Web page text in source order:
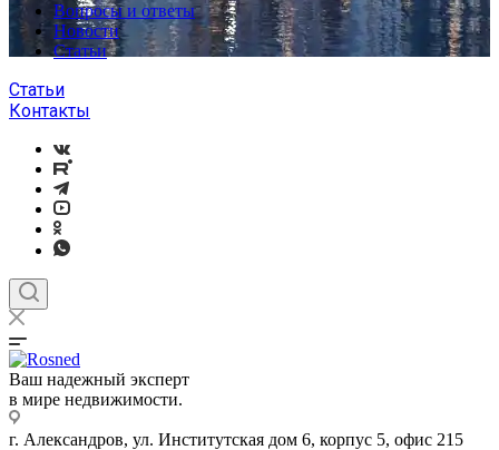
Вопросы и ответы
Новости
Статьи
Статьи
Контакты
Ваш надежный эксперт
в мире недвижимости.
г. Александров, ул. Институтская дом 6, корпус 5, офис 215